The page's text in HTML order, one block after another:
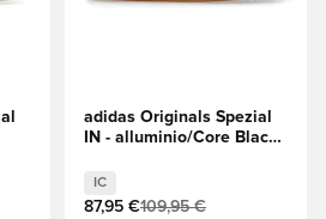
adidas Originals Spezial
IN - alluminio/Core Black
(Bianco)
IC
87,95 €109,95 €